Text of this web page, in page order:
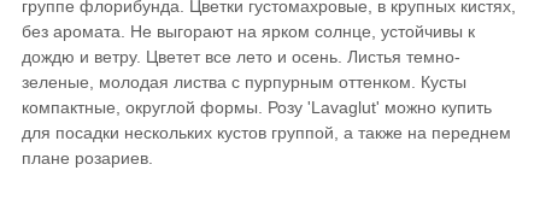
группе флорибунда. Цветки густомахровые, в крупных кистях,
без аромата. Не выгорают на ярком солнце, устойчивы к
дождю и ветру. Цветет все лето и осень. Листья темно-
зеленые, молодая листва с пурпурным оттенком. Кусты
компактные, округлой формы. Розу 'Lavaglut' можно купить
для посадки нескольких кустов группой, а также на переднем
плане розариев.